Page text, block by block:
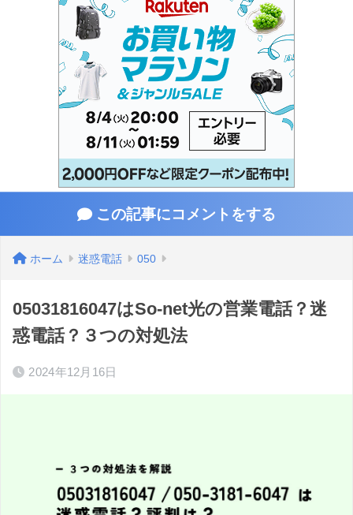
この記事にコメントをする
ホーム 迷惑電話 050
05031816047はSo-net光の営業電話？迷
惑電話？３つの対処法
2024年12月16日